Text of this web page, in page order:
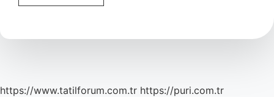
Böceği
https://www.tatilforum.com.tr https://puri.com.tr